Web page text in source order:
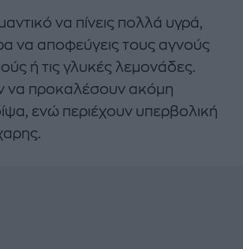
να πίνεις πολλά υγρά,
να αποφεύγεις τους αγνούς
ή τις γλυκές λεμονάδες.
να προκαλέσουν ακόμη
ενώ περιέχουν υπερβολική